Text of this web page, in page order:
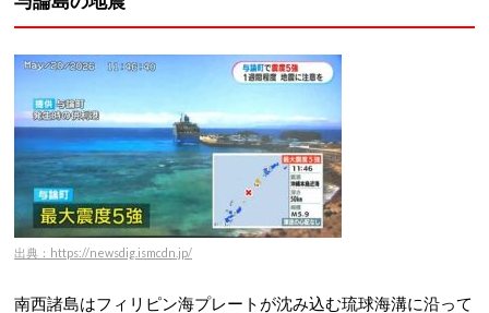
出典：https://newsdig.ismcdn.jp/
南西諸島はフィリピン海プレートが沈み込む琉球海溝に沿って